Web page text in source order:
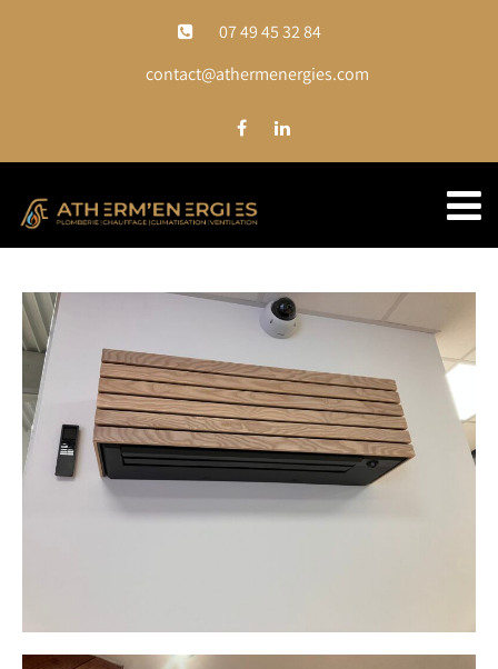
07 49 45 32 84
contact@athermenergies.com